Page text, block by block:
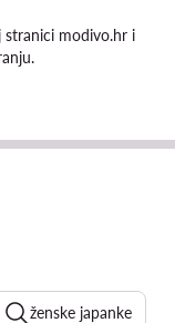
stranici modivo.hr i
ženske japanke